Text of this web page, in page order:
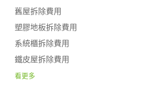
舊屋拆除費用
塑膠地板拆除費用
系統櫃拆除費用
鐵皮屋拆除費用
看更多